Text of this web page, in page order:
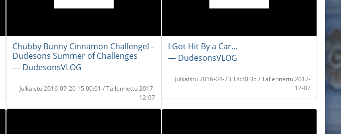
Chubby Bunny Cinnamon Challenge! -
Dudesons Summer of Challenges
― DudesonsVLOG
Julkaistu 2016-07-20 15:00:01 / Tallennettu 2017-
12-07
I Got Hit By a Car...
― DudesonsVLOG
Julkaistu 2016-04-23 18:30:35 / Tallennettu 2017-
12-07